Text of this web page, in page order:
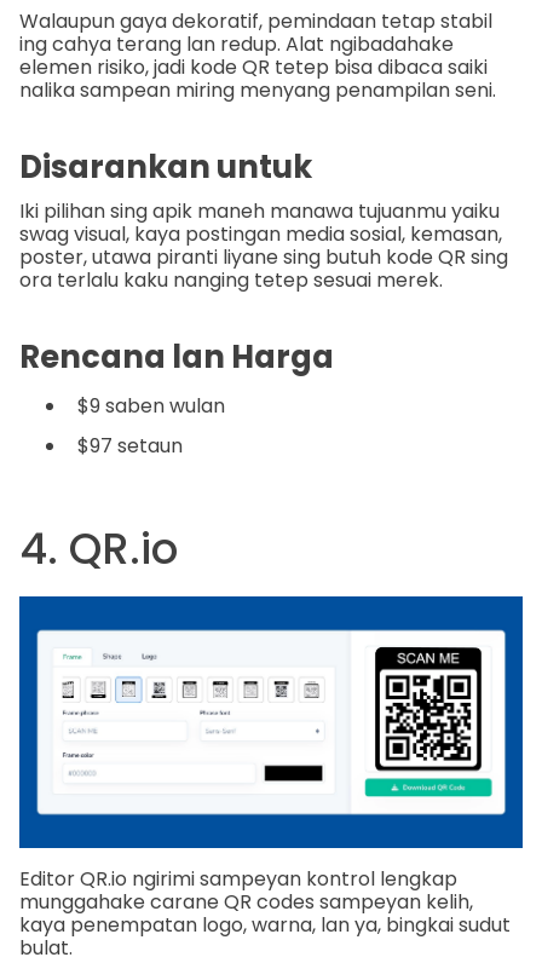
Walaupun gaya dekoratif, pemindaan tetap stabil
ing cahya terang lan redup. Alat ngibadahake
elemen risiko, jadi kode QR tetep bisa dibaca saiki
nalika sampean miring menyang penampilan seni.
Disarankan untuk
Iki pilihan sing apik maneh manawa tujuanmu yaiku
swag visual, kaya postingan media sosial, kemasan,
poster, utawa piranti liyane sing butuh kode QR sing
ora terlalu kaku nanging tetep sesuai merek.
Rencana lan Harga
$9 saben wulan
$97 setaun
4. QR.io
Editor QR.io ngirimi sampeyan kontrol lengkap
munggahake carane QR codes sampeyan kelih,
kaya penempatan logo, warna, lan ya, bingkai sudut
bulat.